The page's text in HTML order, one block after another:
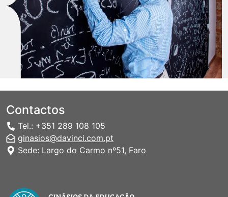
Contactos
Tel.: +351 289 108 105
ginasios@davinci.com.pt
Sede: Largo do Carmo nº51, Faro